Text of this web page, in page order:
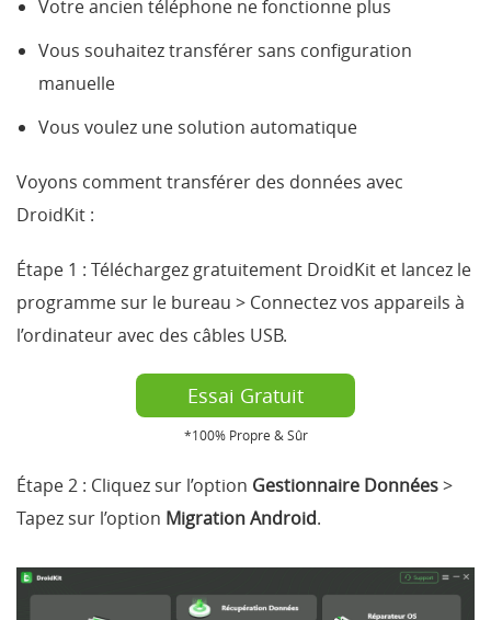
Votre ancien téléphone ne fonctionne plus
Vous souhaitez transférer sans configuration
manuelle
Vous voulez une solution automatique
Voyons comment transférer des données avec
DroidKit :
Étape 1 : Téléchargez gratuitement DroidKit et lancez le
programme sur le bureau > Connectez vos appareils à
l’ordinateur avec des câbles USB.
Essai Gratuit
*100% Propre & Sûr
Étape 2 : Cliquez sur l’option Gestionnaire Données>
Tapez sur l’option Migration Android.